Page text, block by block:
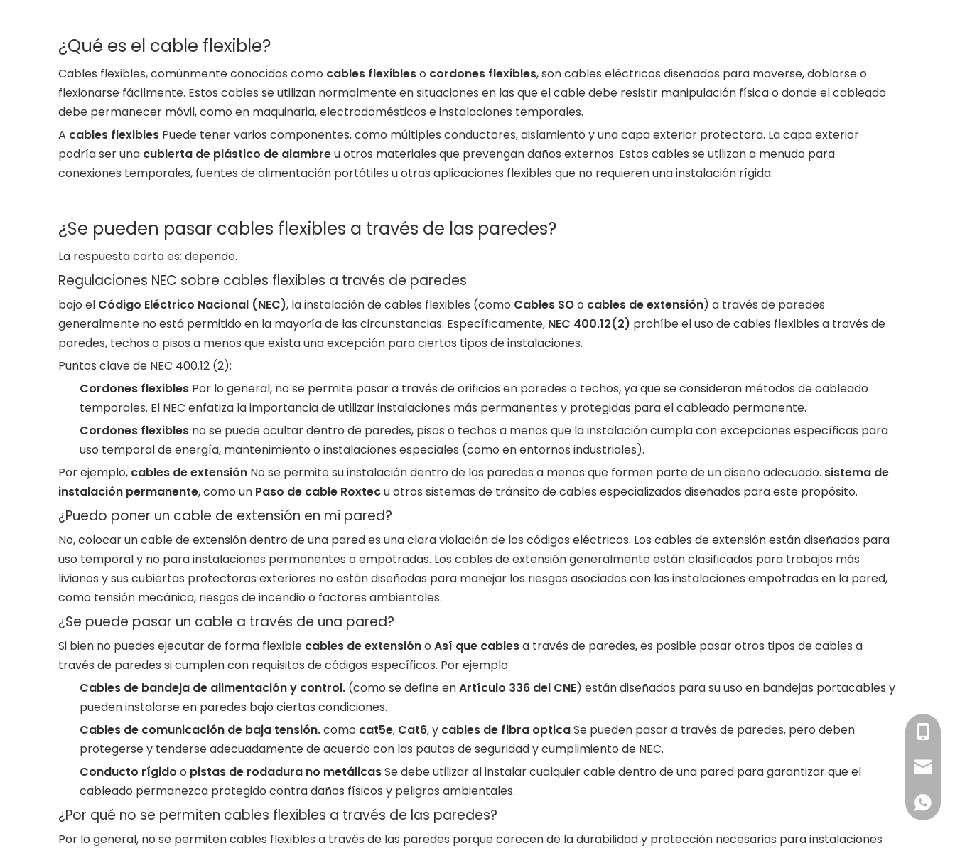
¿Qué es el cable flexible?
Cables flexibles, comúnmente conocidos como cables flexibleso cordones flexibles, son cables eléctricos diseñados para moverse, doblarse o
flexionarse fácilmente. Estos cables se utilizan normalmente en situaciones en las que el cable debe resistir manipulación física o donde el cableado
debe permanecer móvil, como en maquinaria, electrodomésticos e instalaciones temporales.
A cables flexibles Puede tener varios componentes, como múltiples conductores, aislamiento y una capa exterior protectora. La capa exterior
podría ser una cubierta de plástico de alambreu otros materiales que prevengan daños externos. Estos cables se utilizan a menudo para
conexiones temporales, fuentes de alimentación portátiles u otras aplicaciones flexibles que no requieren una instalación rígida.
¿Se pueden pasar cables flexibles a través de las paredes?
La respuesta corta es: depende.
Regulaciones NEC sobre cables flexibles a través de paredes
bajo el Código Eléctrico Nacional (NEC), la instalación de cables flexibles (como Cables SOo cables de extensión) a través de paredes
generalmente no está permitido en la mayoría de las circunstancias. Específicamente, NEC 400.12(2) prohíbe el uso de cables flexibles a través de
paredes, techos o pisos a menos que exista una excepción para ciertos tipos de instalaciones.
Puntos clave de NEC 400.12 (2):
Cordones flexibles Por lo general, no se permite pasar a través de orificios en paredes o techos, ya que se consideran métodos de cableado
temporales. El NEC enfatiza la importancia de utilizar instalaciones más permanentes y protegidas para el cableado permanente.
Cordones flexibles no se puede ocultar dentro de paredes, pisos o techos a menos que la instalación cumpla con excepciones específicas para
uso temporal de energía, mantenimiento o instalaciones especiales (como en entornos industriales).
Por ejemplo, cables de extensión No se permite su instalación dentro de las paredes a menos que formen parte de un diseño adecuado. sistema de
instalación permanente, como un Paso de cable Roxtecu otros sistemas de tránsito de cables especializados diseñados para este propósito.
¿Puedo poner un cable de extensión en mi pared?
No, colocar un cable de extensión dentro de una pared es una clara violación de los códigos eléctricos. Los cables de extensión están diseñados para
uso temporal y no para instalaciones permanentes o empotradas. Los cables de extensión generalmente están clasificados para trabajos más
livianos y sus cubiertas protectoras exteriores no están diseñadas para manejar los riesgos asociados con las instalaciones empotradas en la pared,
como tensión mecánica, riesgos de incendio o factores ambientales.
¿Se puede pasar un cable a través de una pared?
Si bien no puedes ejecutar de forma flexible cables de extensióno Así que cablesa través de paredes, es posible pasar otros tipos de cables a
través de paredes si cumplen con requisitos de códigos específicos. Por ejemplo:
Cables de bandeja de alimentación y control. (como se define enArtículo 336 del CNE) están diseñados para su uso en bandejas portacables y
pueden instalarse en paredes bajo ciertas condiciones.
Cables de comunicación de baja tensión.como cat5e, Cat6, y cables de fibra opticaSe pueden pasar a través de paredes, pero deben
protegerse y tenderse adecuadamente de acuerdo con las pautas de seguridad y cumplimiento de NEC.
Conducto rígido o pistas de rodadura no metálicasSe debe utilizar al instalar cualquier cable dentro de una pared para garantizar que el
cableado permanezca protegido contra daños físicos y peligros ambientales.
¿Por qué no se permiten cables flexibles a través de las paredes?
Por lo general, no se permiten cables flexibles a través de las paredes porque carecen de la durabilidad y protección necesarias para instalaciones
+86-
0060-